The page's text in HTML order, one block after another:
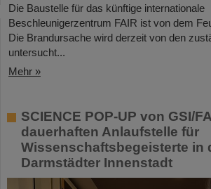
Die Baustelle für das künftige internationale
Beschleunigerzentrum FAIR ist von dem
Die Brandursache wird derzeit von den
untersucht...
Mehr »
SCIENCE POP-UP von GSI/
dauerhaften Anlaufstelle für
Wissenschaftsbegeisterte in
Darmstädter Innenstadt